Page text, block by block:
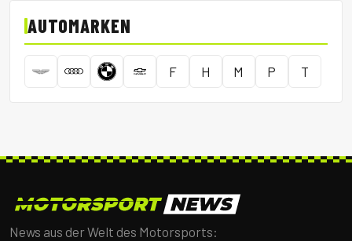
AUTOMARKEN
F H M P T
News aus der Welt des Motorsports: